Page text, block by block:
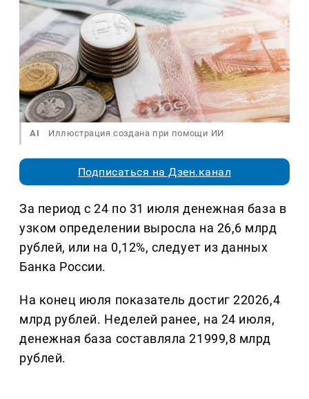
AI Иллюстрация создана при помощи ИИ
Подписаться на Дзен.канал
За период с 24 по 31 июля денежная база в
узком определении выросла на 26,6 млрд
рублей, или на 0,12%, следует из данных
Банка России.
На конец июля показатель достиг 22026,4
млрд рублей. Неделей ранее, на 24 июля,
денежная база составляла 21999,8 млрд
рублей.